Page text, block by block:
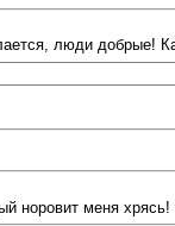
люди добрые!
норовит меня хрясь!